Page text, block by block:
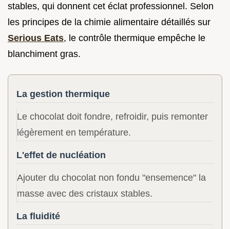
stables, qui donnent cet éclat professionnel. Selon
les principes de la chimie alimentaire détaillés sur
Serious Eats, le contrôle thermique empêche le
blanchiment gras.
La gestion thermique
Le chocolat doit fondre, refroidir, puis remonter
légèrement en température.
L'effet de nucléation
Ajouter du chocolat non fondu "ensemence" la
masse avec des cristaux stables.
La fluidité